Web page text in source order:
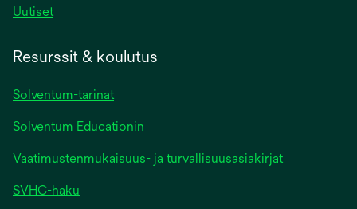
Uutiset
Resurssit & koulutus
Solventum-tarinat
Solventum Educationin
Vaatimustenmukaisuus- ja turvallisuusasiakirjat
SVHC-haku